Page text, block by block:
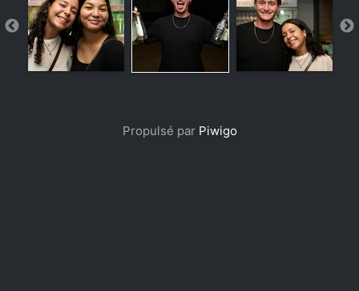
Propulsé par Piwigo